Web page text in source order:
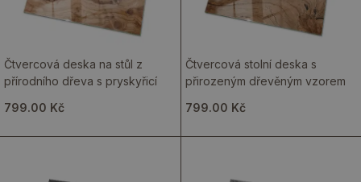
Čtvercová deska na stůl z
přírodního dřeva s pryskyřicí
799.00 Kč
Čtvercová stolní deska s
přirozeným dřevěným vzorem
799.00 Kč